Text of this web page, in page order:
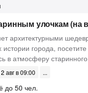
улочкам (на
архитектурными
истории города,
в атмосферу
авг в 09:00
до 50 чел.